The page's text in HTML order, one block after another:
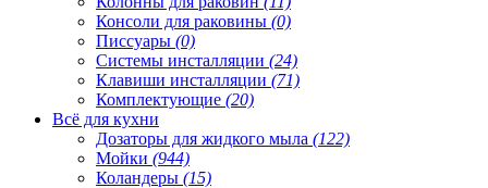
Консоли для раковины (0)
Писсуары (0)
Системы инсталляции (24)
Клавиши инсталляции (71)
Комплектующие (20)
Всё для кухни
Дозаторы для жидкого мыла (122)
Мойки (944)
Коландеры (15)